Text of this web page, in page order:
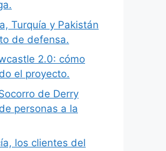
Turquía y Pakistán
de defensa.
2.0: cómo
el proyecto.
de Derry
personas a la
los clientes del